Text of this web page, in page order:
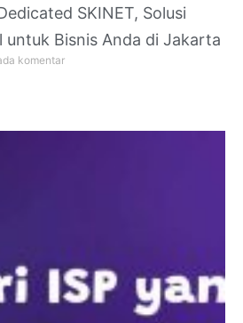
SKINET, Solusi
untuk Bisnis Anda di Jakarta
komentar